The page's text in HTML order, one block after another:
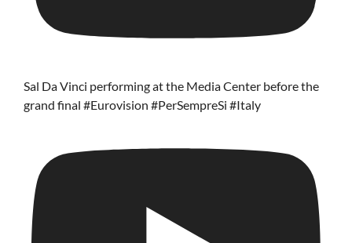
Sal Da Vinci performing at the Media Center before the
grand final #Eurovision #PerSempreSi #Italy